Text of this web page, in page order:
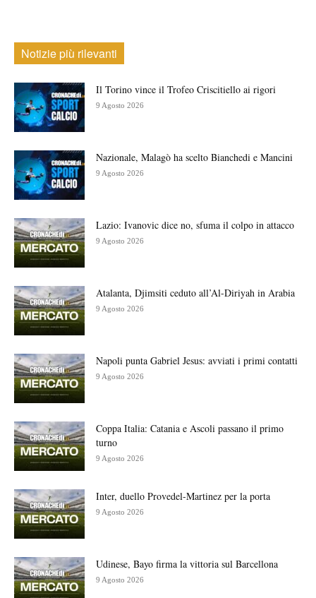
Notizie più rilevanti
Il Torino vince il Trofeo Criscitiello ai rigori
9 Agosto 2026
Nazionale, Malagò ha scelto Bianchedi e Mancini
9 Agosto 2026
Lazio: Ivanovic dice no, sfuma il colpo in attacco
9 Agosto 2026
Atalanta, Djimsiti ceduto all’Al-Diriyah in Arabia
9 Agosto 2026
Napoli punta Gabriel Jesus: avviati i primi contatti
9 Agosto 2026
Coppa Italia: Catania e Ascoli passano il primo
turno
9 Agosto 2026
Inter, duello Provedel-Martinez per la porta
9 Agosto 2026
Udinese, Bayo firma la vittoria sul Barcellona
9 Agosto 2026